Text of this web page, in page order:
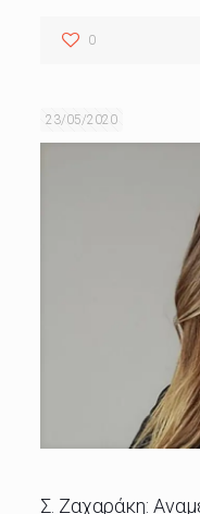
0
23/05/2020
Σ. Ζαχαράκη: